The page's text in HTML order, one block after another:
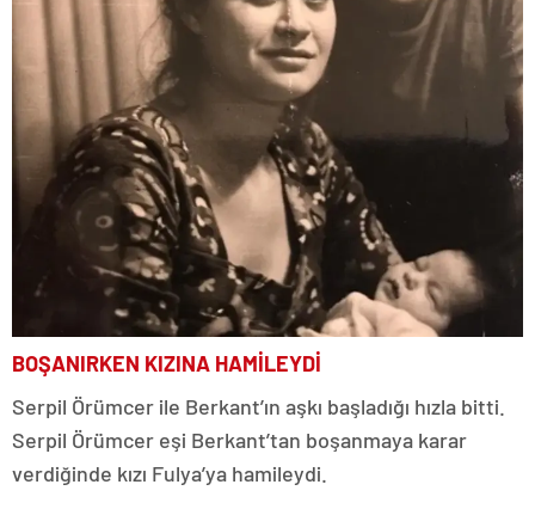
BOŞANIRKEN KIZINA HAMİLEYDİ
Serpil Örümcer ile Berkant’ın aşkı başladığı hızla bitti.
Serpil Örümcer eşi Berkant’tan boşanmaya karar
verdiğinde kızı Fulya’ya hamileydi.